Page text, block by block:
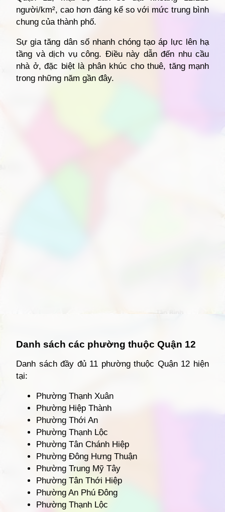
người/km², cao hơn đáng kể so với mức trung bình
chung của thành phố.
Sự gia tăng dân số nhanh chóng tạo áp lực lên hạ
tầng và dịch vụ công. Điều này dẫn đến nhu cầu
nhà ở, đặc biệt là phân khúc cho thuê, tăng mạnh
trong những năm gần đây.
Danh sách các phường thuộc Quận 12
Danh sách đầy đủ 11 phường thuộc Quận 12 hiện
tại:
Phường Thạnh Xuân
Phường Hiệp Thành
Phường Thới An
Phường Thạnh Lộc
Phường Tân Chánh Hiệp
Phường Đông Hưng Thuận
Phường Trung Mỹ Tây
Phường Tân Thới Hiệp
Phường An Phú Đông
Phường Thạnh Lộc